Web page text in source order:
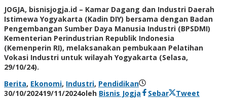
JOGJA, bisnisjogja.id – Kamar Dagang dan Industri Daerah
Istimewa Yogyakarta (Kadin DIY) bersama dengan Badan
Pengembangan Sumber Daya Manusia Industri (BPSDMI)
Kementerian Perindustrian Republik Indonesia
(Kemenperin RI), melaksanakan pembukaan Pelatihan
Vokasi Industri untuk wilayah Yogyakarta (Selasa,
29/10/24).
Berita, Ekonomi, Industri, Pendidikan
30/10/202419/11/2024oleh Bisnis Jogja Sebar
Tweet